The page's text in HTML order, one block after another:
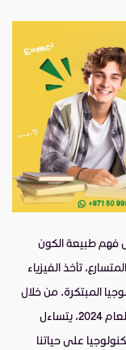
فهم طبيعة الكون
تأخذ الفيزياء
المبتكرة. من خلال
الاختبارات الموحدة للقدرات الوطنية امسات فيزياء لعام 2024، يتساءل
على حياتنا